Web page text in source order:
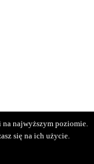
na najwyższym poziomie.
się na ich użycie.